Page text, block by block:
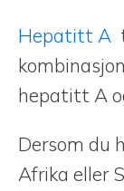
Hepatitt A
hepatitt A
Dersom du
Afrika eller